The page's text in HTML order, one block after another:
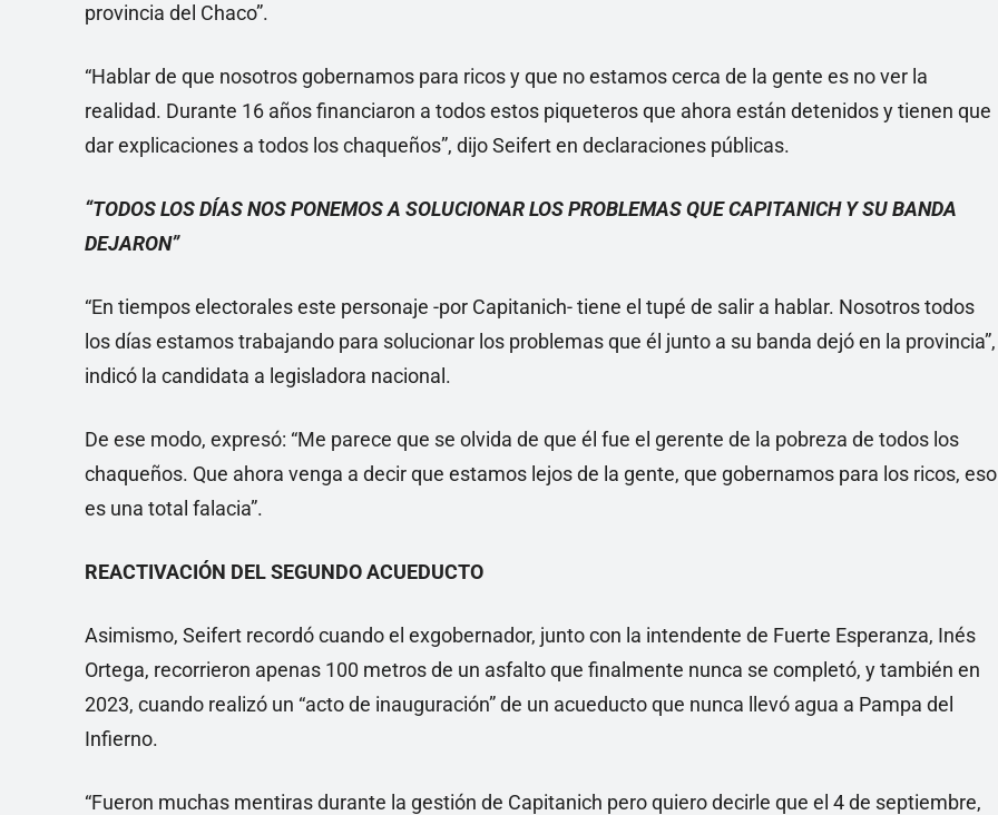
provincia del Chaco”.
“Hablar de que nosotros gobernamos para ricos y que no estamos cerca de la gente es no ver la
realidad. Durante 16 años financiaron a todos estos piqueteros que ahora están detenidos y tienen que
dar explicaciones a todos los chaqueños”, dijo Seifert en declaraciones públicas.
“TODOS LOS DÍAS NOS PONEMOS A SOLUCIONAR LOS PROBLEMAS QUE CAPITANICH Y SU BANDA
DEJARON”
“En tiempos electorales este personaje -por Capitanich- tiene el tupé de salir a hablar. Nosotros todos
los días estamos trabajando para solucionar los problemas que él junto a su banda dejó en la provincia”,
indicó la candidata a legisladora nacional.
De ese modo, expresó: “Me parece que se olvida de que él fue el gerente de la pobreza de todos los
chaqueños. Que ahora venga a decir que estamos lejos de la gente, que gobernamos para los ricos, eso
es una total falacia”.
REACTIVACIÓN DEL SEGUNDO ACUEDUCTO
Asimismo, Seifert recordó cuando el exgobernador, junto con la intendente de Fuerte Esperanza, Inés
Ortega, recorrieron apenas 100 metros de un asfalto que finalmente nunca se completó, y también en
2023, cuando realizó un “acto de inauguración” de un acueducto que nunca llevó agua a Pampa del
Infierno.
“Fueron muchas mentiras durante la gestión de Capitanich pero quiero decirle que el 4 de septiembre,